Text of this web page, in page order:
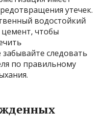
утечек.
водостойкий
чтобы
следовать
по правильному